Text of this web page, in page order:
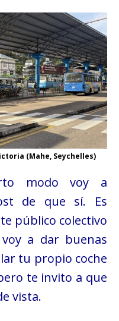
(Mahe, Seychelles)
modo voy a
de que sí. Es
público colectivo
a dar buenas
tu propio coche
te invito a que
vista.